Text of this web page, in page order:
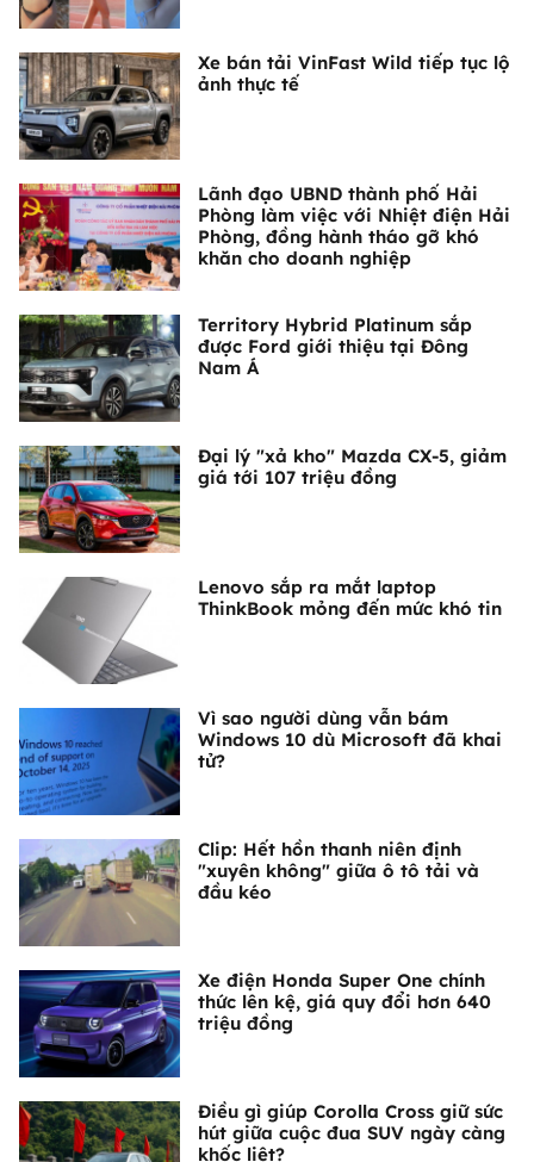
Xe bán tải VinFast Wild tiếp tục lộ
ảnh thực tế
Lãnh đạo UBND thành phố Hải
Phòng làm việc với Nhiệt điện Hải
Phòng, đồng hành tháo gỡ khó
khăn cho doanh nghiệp
Territory Hybrid Platinum sắp
được Ford giới thiệu tại Đông
Nam Á
Đại lý "xả kho" Mazda CX-5, giảm
giá tới 107 triệu đồng
Lenovo sắp ra mắt laptop
ThinkBook mỏng đến mức khó tin
Vì sao người dùng vẫn bám
Windows 10 dù Microsoft đã khai
tử?
Clip: Hết hồn thanh niên định
"xuyên không" giữa ô tô tải và
đầu kéo
Xe điện Honda Super One chính
thức lên kệ, giá quy đổi hơn 640
triệu đồng
Điều gì giúp Corolla Cross giữ sức
hút giữa cuộc đua SUV ngày càng
khốc liệt?